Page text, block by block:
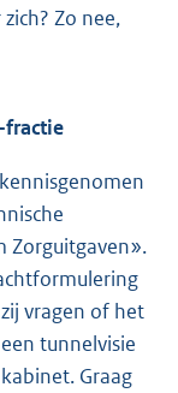
Zo nee,
fractie
Zorguitgaven».
vragen of het
tunnelvisie
Graag